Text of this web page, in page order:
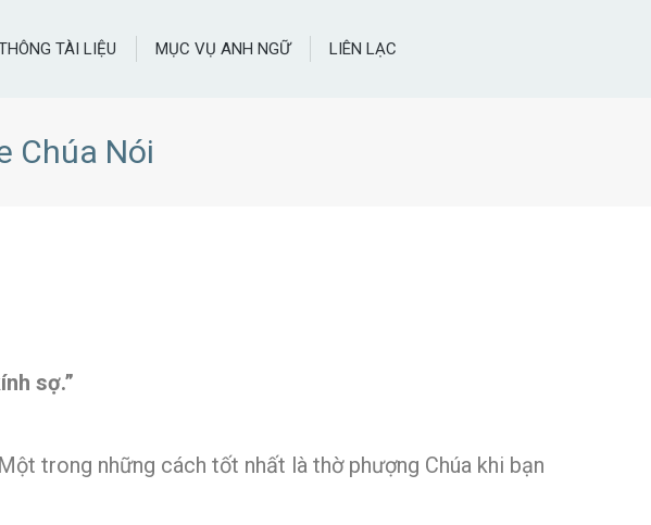
TÀI LIỆU MỤC VỤ ANH NGỮ LIÊN LẠC
Chúa Nói
sợ.”
trong những cách tốt nhất là thờ phượng Chúa khi bạn